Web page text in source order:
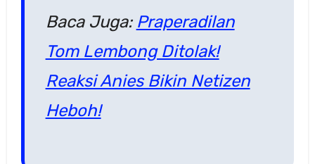
Baca Juga: Praperadilan
Tom Lembong Ditolak!
Reaksi Anies Bikin Netizen
Heboh!